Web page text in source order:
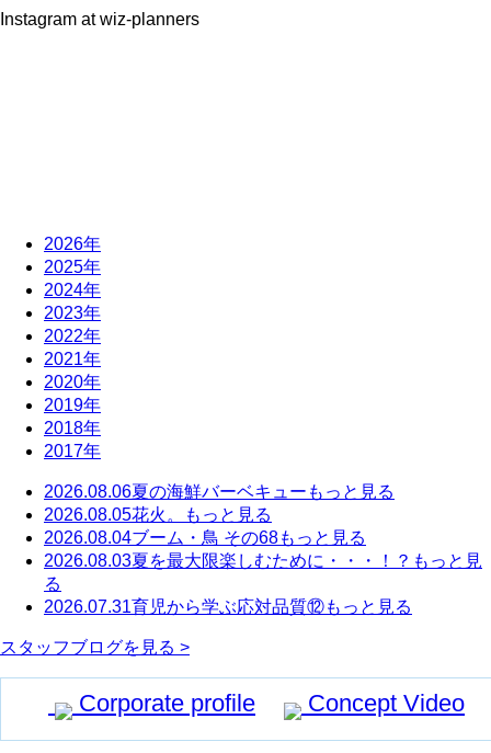
Instagram at wiz-planners
2026年
2025年
2024年
2023年
2022年
2021年
2020年
2019年
2018年
2017年
2026.08.06夏の海鮮バーベキュー もっと見る
2026.08.05花火。
もっと見る
2026.08.04ブーム・鳥 その68もっと見る
2026.08.03夏を最大限楽しむために・・・！？ もっと見
る
2026.07.31育児から学ぶ応対品質⑫もっと見る
スタッフブログを見る >
Corporate profile Concept Video